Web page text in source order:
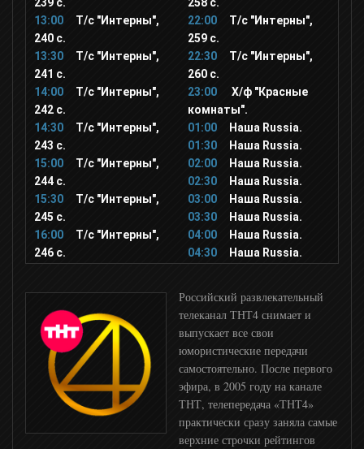
Viasat Nature
Animal Planet
Viasat History
Nat Geo Wild
Наука 2
13:00
Т/с "Интерны",
240 с.
13:30
Т/с "Интерны",
241 с.
14:00
Т/с "Интерны",
242 с.
14:30
Т/с "Интерны",
243 с.
15:00
Т/с "Интерны",
244 с.
15:30
Т/с "Интерны",
245 с.
16:00
Т/с "Интерны",
246 с.
22:00
Т/с "Интерны",
259 с.
22:30
Т/с "Интерны",
260 с.
23:00
Х/ф "Красные
комнаты".
01:00
Наша Russia.
01:30
Наша Russia.
02:00
Наша Russia.
02:30
Наша Russia.
03:00
Наша Russia.
03:30
Наша Russia.
04:00
Наша Russia.
04:30
Наша Russia.
Российский развлекательный
телеканал ТНТ4 снимает и
выпускает все свои
юмористические передачи
самостоятельно. После первого
эфира, в 2005 году на канале
ТНТ, телепередача «ТНТ4»
практически сразу заняла самые
верхние строчки рейтингов